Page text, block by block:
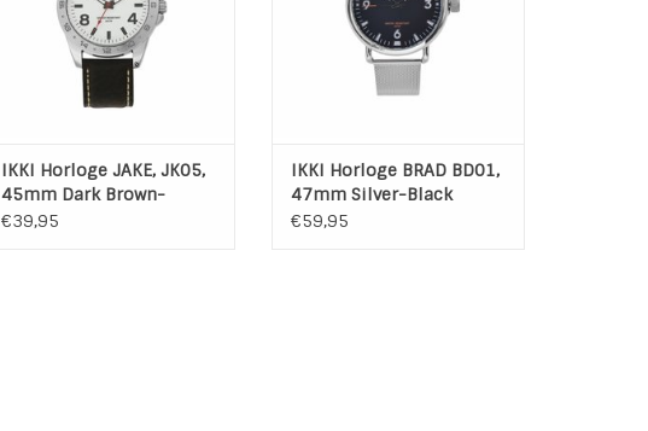
Diameter kast: 45 mm
TOEVOEGEN AAN WINKELWAGEN
IKKI Horloge JAKE, JK05,
45mm Dark Brown-
White-Silver
€39,95
Diameter kast: 47 mm
TOEVOEGEN AAN WINKELWAGEN
IKKI Horloge BRAD BD01,
47mm Silver-Black
Unisex
€59,95